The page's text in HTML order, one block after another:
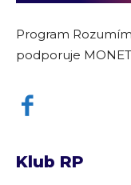
Program
podporuje
Klub RP